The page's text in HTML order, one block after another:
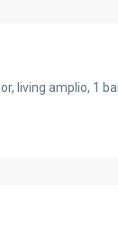
living amplio, 1